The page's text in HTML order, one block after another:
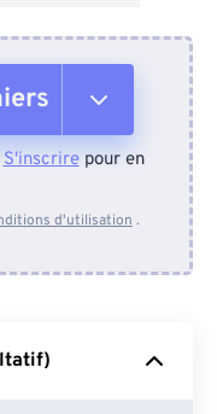
S'inscrirepour en
d'utilisation .